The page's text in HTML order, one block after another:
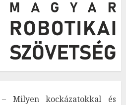
Milyen kockázatokkal és